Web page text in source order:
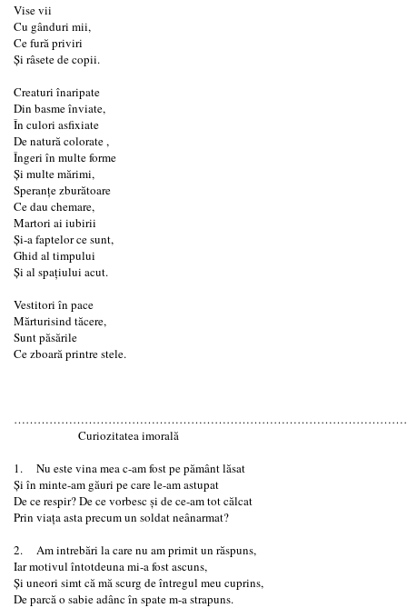
Vise vii
Cu gânduri mii,
Ce fură priviri
Și râsete de copii.
Creaturi înaripate
Din basme înviate,
În culori asfixiate
De natură colorate ,
Îngeri în multe forme
Și multe mărimi,
Speranțe zburătoare
Ce dau chemare,
Martori ai iubirii
Și-a faptelor ce sunt,
Ghid al timpului
Și al spațiului acut.
Vestitori în pace
Mărturisind tăcere,
Sunt păsările
Ce zboară printre stele.
Curiozitatea imorală
1. Nu este vina mea c-am fost pe pământ lăsat
Și în minte-am găuri pe care le-am astupat
De ce respir? De ce vorbesc și de ce-am tot călcat
Prin viața asta precum un soldat neânarmat?
2. Am intrebări la care nu am primit un răspuns,
Iar motivul întotdeuna mi-a fost ascuns,
Și uneori simt că mă scurg de întregul meu cuprins,
De parcă o sabie adânc în spate m-a strapuns.